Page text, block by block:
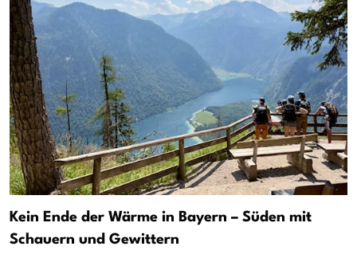
Kein Ende der Wärme in Bayern – Süden mit
Schauern und Gewittern